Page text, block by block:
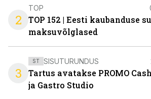
2
TOP
TOP 152 | Eesti kaubanduse
maksuvõlglased
3
ST SISUTURUNDUS
Tartus avatakse PROMO
ja Gastro Studio